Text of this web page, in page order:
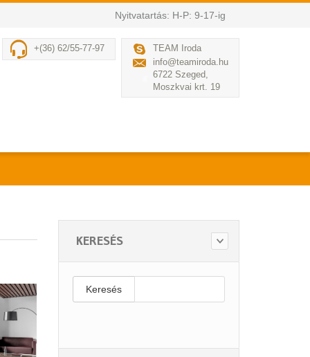
Nyitvatartás: H-P: 9-17-ig
TEAM Iroda
info@teamiroda.hu
6722 Szeged,
Moszkvai krt. 19
+(36) 62/55-77-97
KERESÉS
Keresés